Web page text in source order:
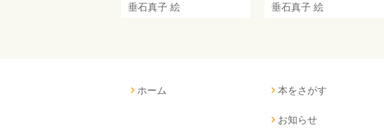
垂石真子 絵
垂石真子 絵
ホーム 本をさがす
お知らせ